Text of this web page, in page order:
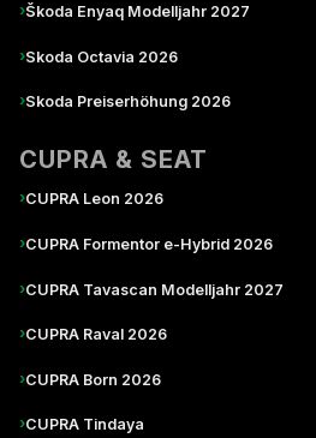
›Škoda Enyaq Modelljahr 2027
›Skoda Octavia 2026
›Skoda Preiserhöhung 2026
CUPRA & SEAT
›CUPRA Leon 2026
›CUPRA Formentor e-Hybrid 2026
›CUPRA Tavascan Modelljahr 2027
›CUPRA Raval 2026
›CUPRA Born 2026
›CUPRA Tindaya